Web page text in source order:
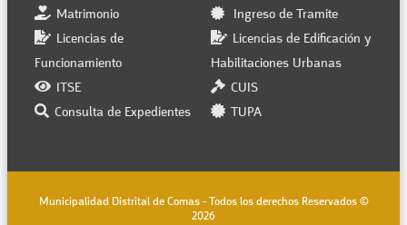
Matrimonio
Licencias de
Funcionamiento
ITSE
Consulta de Expedientes
Ingreso de Tramite
Licencias de Edificación y
Habilitaciones Urbanas
CUIS
TUPA
Municipalidad Distrital de Comas - Todos los derechos Reservados ©
2026